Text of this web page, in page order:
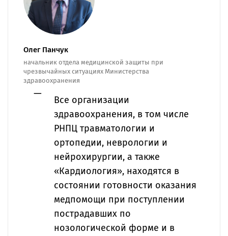
Олег Панчук
начальник отдела медицинской защиты при
чрезвычайных ситуациях Министерства
здравоохранения
Все организации
здравоохранения, в том числе
РНПЦ травматологии и
ортопедии, неврологии и
нейрохирургии, а также
«Кардиология», находятся в
состоянии готовности оказания
медпомощи при поступлении
пострадавших по
нозологической форме и в